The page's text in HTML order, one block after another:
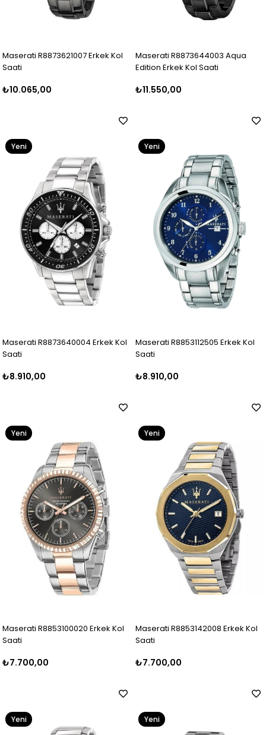
Maserati R8873621007 Erkek Kol
Saati
₺10.065,00
Maserati R8873644003 Aqua
Edition Erkek Kol Saati
₺11.550,00
Maserati R8873640004 Erkek Kol
Saati
₺8.910,00
Yeni
Maserati R8853112505 Erkek Kol
Saati
₺8.910,00
Yeni
Maserati R8853100020 Erkek Kol
Saati
₺7.700,00
Yeni
Maserati R8853142008 Erkek Kol
Saati
₺7.700,00
Yeni
Yeni
Yeni